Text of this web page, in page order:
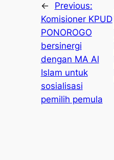
←
Previous:
Komisioner KPUD
PONOROGO
bersinergi
dengan MA Al
Islam untuk
sosialisasi
pemilih pemula